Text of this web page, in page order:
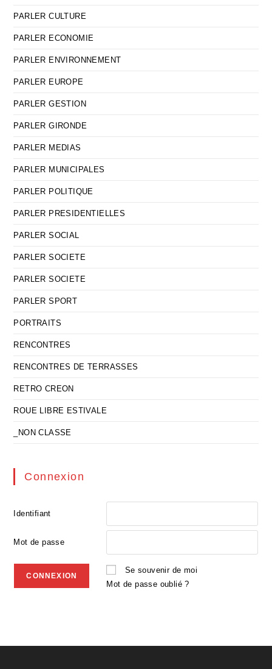
PARLER CULTURE
PARLER ECONOMIE
PARLER ENVIRONNEMENT
PARLER EUROPE
PARLER GESTION
PARLER GIRONDE
PARLER MEDIAS
PARLER MUNICIPALES
PARLER POLITIQUE
PARLER PRESIDENTIELLES
PARLER SOCIAL
PARLER SOCIETE
PARLER SOCIETE
PARLER SPORT
PORTRAITS
RENCONTRES
RENCONTRES DE TERRASSES
RETRO CREON
ROUE LIBRE ESTIVALE
_NON CLASSE
Connexion
Identifiant
Mot de passe
Se souvenir de moi
Mot de passe oublié ?